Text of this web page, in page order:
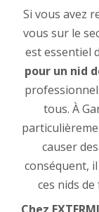
Si vous avez
vous sur le
est essentiel
pour un nid
tous. À
causer
conséquent,
ces nids